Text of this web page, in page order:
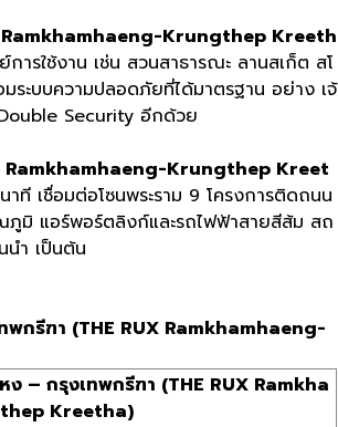
Ramkhamhaeng-Krungthep Kreeth
ารใช้งาน เช่น สวนสาธารณะ ลานสเก็ต สโ
ะบบความปลอดภัยที่ได้มาตรฐาน อย่าง เจ้
Security อีกด้วย
Ramkhamhaeng-Krungthep Kreet
ที เชื่อมต่อโซนพระราม 9 โครงการติดถนน
มิ แอร์พอร์ตลิงก์และรถไฟฟ้าสายสีส้ม สถ
นำ เป็นต้น
พกรีฑา (THE RUX Ramkhamhaeng-
ง – กรุงเทพกรีฑา (THE RUX Ramkha
Kreetha)